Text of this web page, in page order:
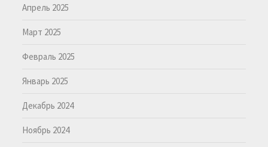
Апрель 2025
Март 2025
Февраль 2025
Январь 2025
Декабрь 2024
Ноябрь 2024